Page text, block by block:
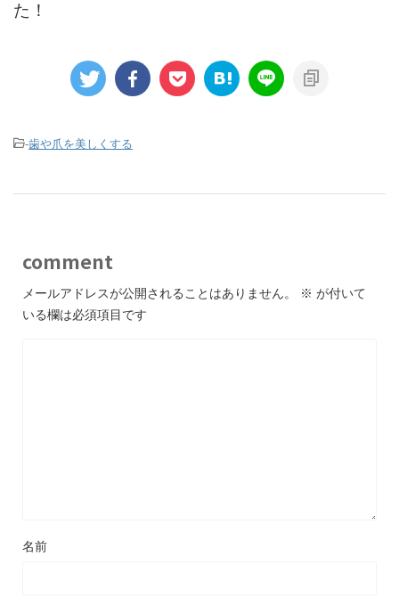
た！
-歯や爪を美しくする
comment
メールアドレスが公開されることはありません。 ※ が付いて
いる欄は必須項目です
名前